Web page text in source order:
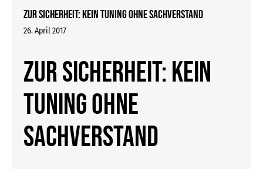
Zur Sicherheit: Kein Tuning ohne Sachverstand
26. April 2017
Zur Sicherheit: Kein
Tuning ohne
Sachverstand